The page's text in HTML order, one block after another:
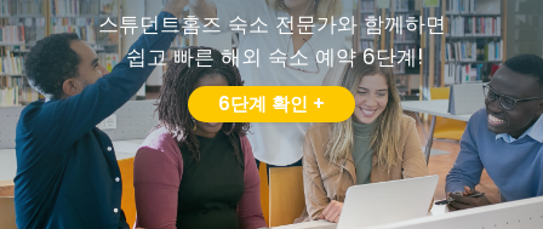
스튜던트홈즈 숙소 전문가와 함께하면
쉽고 빠른 해외 숙소 예약 6단계!
6단계 확인 +